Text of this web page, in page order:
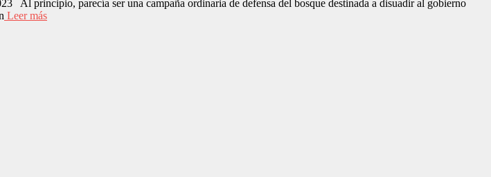
Al principio, parecía ser una campaña ordinaria de defensa del bosque destinada a disuadir al gobierno
Leer más